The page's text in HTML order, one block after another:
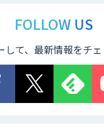
FOLLOW US
して、最新情報をチェ